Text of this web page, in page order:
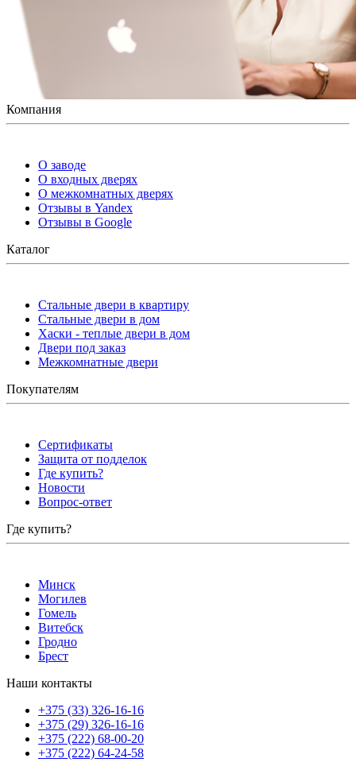
Компания
О заводе
О входных дверях
О межкомнатных дверях
Отзывы в Yandex
Отзывы в Google
Каталог
Стальные двери в квартиру
Стальные двери в дом
Хаски - теплые двери в дом
Двери под заказ
Межкомнатные двери
Покупателям
Сертификаты
Защита от подделок
Где купить?
Новости
Вопрос-ответ
Где купить?
Минск
Могилев
Гомель
Витебск
Гродно
Брест
Наши контакты
+375 (33) 326-16-16
+375 (29) 326-16-16
+375 (222) 68-00-20
+375 (222) 64-24-58